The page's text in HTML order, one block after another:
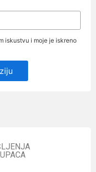
iskustvu i moje je iskreno